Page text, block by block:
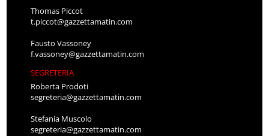
Thomas Piccot
t.piccot@gazzettamatin.com
Fausto Vassoney
f.vassoney@gazzettamatin.com
SEGRETERIA
Roberta Prodoti
segreteria@gazzettamatin.com
Stefania Muscolo
segreteria@gazzettamatin.com